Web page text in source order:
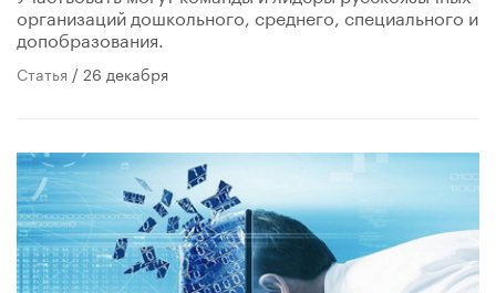
организаций дошкольного, среднего, специального и
допобразования.
Статья / 26 декабря